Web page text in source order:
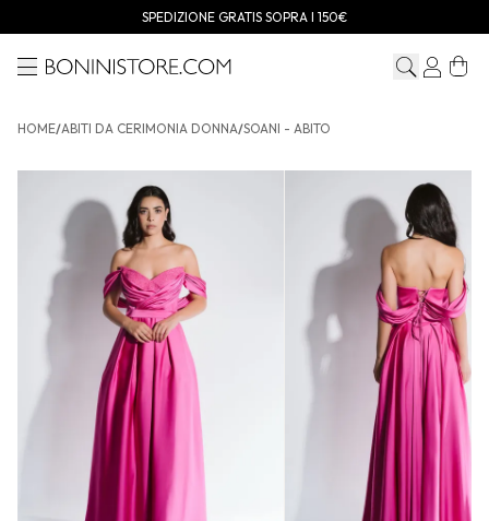
SPEDIZIONE GRATIS SOPRA I 150€
MenuBonini store
HOME/ABITI DA CERIMONIA DONNA/SOANI - ABITO